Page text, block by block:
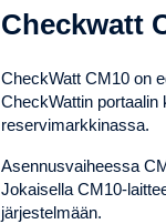
Checkwatt
CheckWatt CM10 on
CheckWattin
reservimarkkinassa.
Asennusvaiheessa
Jokaisella CM10-
järjestelmään.